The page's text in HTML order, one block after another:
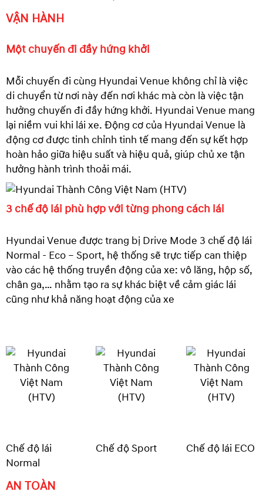
VẬN HÀNH
Một chuyến đi đầy hứng khởi
Mỗi chuyến đi cùng Hyundai Venue không chỉ là việc
di chuyển từ nơi này đến nơi khác mà còn là việc tận
hưởng chuyến đi đầy hứng khởi. Hyundai Venue mang
lại niềm vui khi lái xe. Động cơ của Hyundai Venue là
động cơ được tinh chỉnh tinh tế mang đến sự kết hợp
hoàn hảo giữa hiệu suất và hiệu quả, giúp chủ xe tận
hưởng hành trình thoải mái.
3 chế độ lái phù hợp với từng phong cách lái
Hyundai Venue được trang bị Drive Mode 3 chế độ lái
Normal - Eco – Sport, hệ thống sẽ trực tiếp can thiệp
vào các hệ thống truyền động của xe: vô lăng, hộp số,
chân ga,… nhằm tạo ra sự khác biệt về cảm giác lái
cũng như khả năng hoạt động của xe
Chế độ lái
Normal
Chế độ Sport Chế độ lái ECO
AN TOÀN